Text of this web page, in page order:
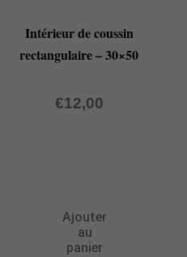
Intérieur de coussin
rectangulaire – 30×50
€12,00
Ajouter
au
panier